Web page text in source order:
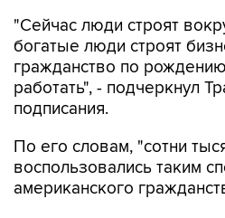
"Сейчас люди строят
богатые люди строят
гражданство по
работать", - подчеркнул
подписания.
По его словам, "сотни
воспользовались таким
американского